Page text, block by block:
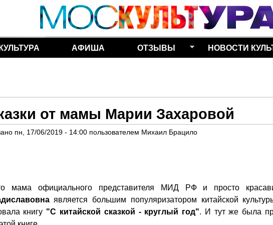
Перейти к основному
содержанию
АФИША ОТЗЫВЫ НОВОСТИ
от мамы Марии Захаровой
пн, 17/06/2019 - 14:00 пользователем Михаил Брацило
мама официального представителя МИД РФ и просто
является большим популяризатором китайской
книгу "С китайской сказкой - круглый год". И тут же была